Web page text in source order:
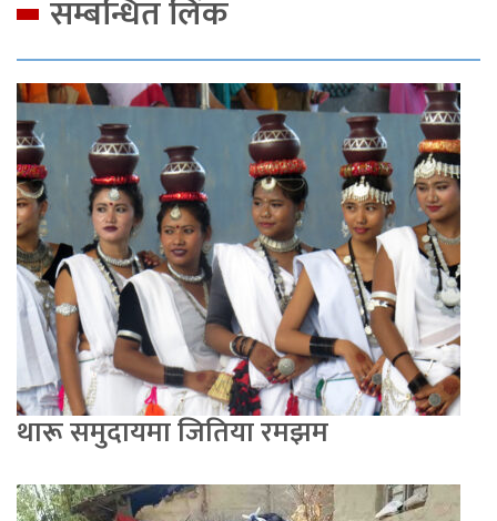
सम्बन्धित लिंक
थारू समुदायमा जितिया रमझम